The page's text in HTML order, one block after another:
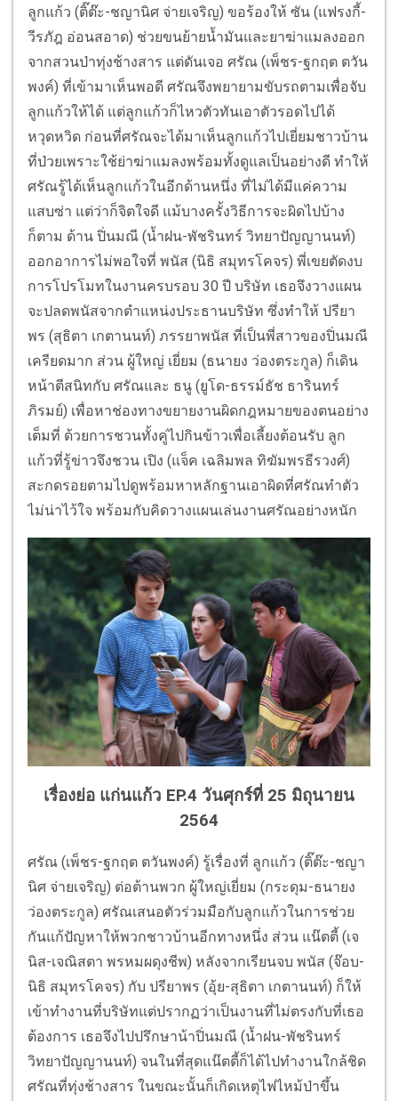
ลูกแก้ว (ติ๊ต๊ะ-ชญานิศ จ่ายเจริญ) ขอร้องให้ ซัน (แฟรงกี้-
วีรภัฎ อ่อนสอาด) ช่วยขนย้ายน้ำมันและยาฆ่าแมลงออก
จากสวนป่าทุ่งช้างสาร แต่ดันเจอ ศรัณ (เพ็ชร-ฐกฤต ตวัน
พงค์) ที่เข้ามาเห็นพอดี ศรัณจึงพยายามขับรถตามเพื่อจับ
ลูกแก้วให้ได้ แต่ลูกแก้วก็ไหวตัวทันเอาตัวรอดไปได้
หวุดหวิด ก่อนที่ศรัณจะได้มาเห็นลูกแก้วไปเยี่ยมชาวบ้าน
ที่ป่วยเพราะใช้ย่าฆ่าแมลงพร้อมทั้งดูแลเป็นอย่างดี ทำให้
ศรัณรู้ได้เห็นลูกแก้วในอีกด้านหนึ่ง ที่ไม่ได้มีแค่ความ
แสบซ่า แต่ว่าก็จิตใจดี แม้บางครั้งวิธีการจะผิดไปบ้าง
ก็ตาม ด้าน ปิ่นมณี (น้ำฝน-พัชรินทร์ วิทยาปัญญานนท์)
ออกอาการไม่พอใจที่ พนัส (นิธิ สมุทรโคจร) พี่เขยตัดงบ
การโปรโมทในงานครบรอบ 30 ปี บริษัท เธอจึงวางแผน
จะปลดพนัสจากตำแหน่งประธานบริษัท ซึ่งทำให้ ปรียา
พร (สุธิตา เกตานนท์) ภรรยาพนัส ที่เป็นพี่สาวของปิ่นมณี
เครียดมาก ส่วน ผู้ใหญ่ เยี่ยม (ธนายง ว่องตระกูล) ก็เดิน
หน้าตีสนิทกับ ศรัณและ ธนู (ยูโด-ธรรม์ธัช ธารินทร์
ภิรมย์) เพื่อหาช่องทางขยายงานผิดกฎหมายของตนอย่าง
เต็มที่ ด้วยการชวนทั้งคู่ไปกินข้าวเพื่อเลี้ยงต้อนรับ ลูก
แก้วที่รู้ข่าวจึงชวน เปิง (แจ็ค เฉลิมพล ทิฆัมพรธีรวงศ์)
สะกดรอยตามไปดูพร้อมหาหลักฐานเอาผิดที่ศรัณทำตัว
ไม่น่าไว้ใจ พร้อมกับคิดวางแผนเล่นงานศรัณอย่างหนัก
เรื่องย่อ แก่นแก้ว EP.4 วันศุกร์ที่ 25 มิถุนายน
2564
ศรัณ (เพ็ชร-ฐกฤต ตวันพงค์) รู้เรื่องที่ ลูกแก้ว (ติ๊ต๊ะ-ชญา
นิศ จ่ายเจริญ) ต่อต้านพวก ผู้ใหญ่เยี่ยม (กระดุม-ธนายง
ว่องตระกูล) ศรัณเสนอตัวร่วมมือกับลูกแก้วในการช่วย
กันแก้ปัญหาให้พวกชาวบ้านอีกทางหนึ่ง ส่วน แน๊ตตี้ (เจ
นิส-เจณิสตา พรหมผดุงชีพ) หลังจากเรียนจบ พนัส (จ๊อบ-
นิธิ สมุทรโคจร) กับ ปรียาพร (อุ้ย-สุธิตา เกตานนท์) ก็ให้
เข้าทำงานที่บริษัทแต่ปรากฏว่าเป็นงานที่ไม่ตรงกับที่เธอ
ต้องการ เธอจึงไปปรึกษาน้าปิ่นมณี (น้ำฝน-พัชรินทร์
วิทยาปัญญานนท์) จนในที่สุดแน๊ตตี้ก็ได้ไปทำงานใกล้ชิด
ศรัณที่ทุ่งช้างสาร ในขณะนั้นก็เกิดเหตุไฟไหม้ป่าขึ้น